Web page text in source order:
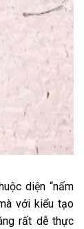
diện “nấm
với kiểu tạo
rất dễ thực